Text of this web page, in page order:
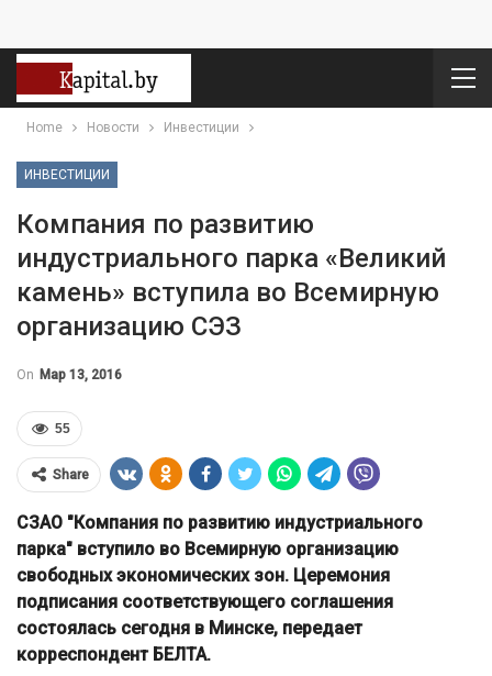
Home Новости Инвестиции
ИНВЕСТИЦИИ
Компания по развитию
индустриального парка «Великий
камень» вступила во Всемирную
организацию СЭЗ
On Мар 13, 2016
55
Share
СЗАО "Компания по развитию индустриального
парка" вступило во Всемирную организацию
свободных экономических зон. Церемония
подписания соответствующего соглашения
состоялась сегодня в Минске, передает
корреспондент БЕЛТА.